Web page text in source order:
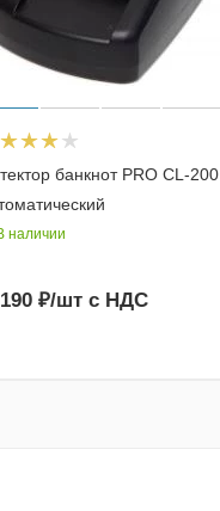
банкнот PRO CL-200
наличии
₽/шт с НДС